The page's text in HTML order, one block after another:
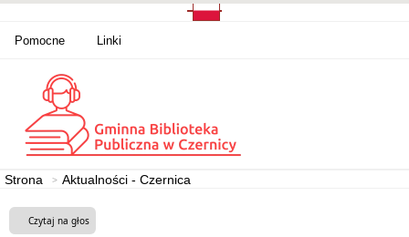
Pomocne Linki
Strona Aktualności - Czernica
Czytaj na głos